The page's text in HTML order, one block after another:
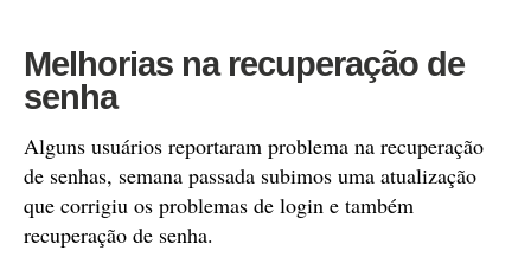
Melhorias na recuperação de
senha
Alguns usuários reportaram problema na recuperação
de senhas, semana passada subimos uma atualização
que corrigiu os problemas de login e também
recuperação de senha.